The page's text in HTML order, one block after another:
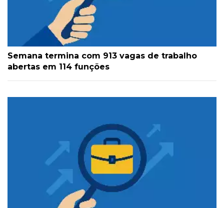
Semana termina com 913 vagas de trabalho
abertas em 114 funções